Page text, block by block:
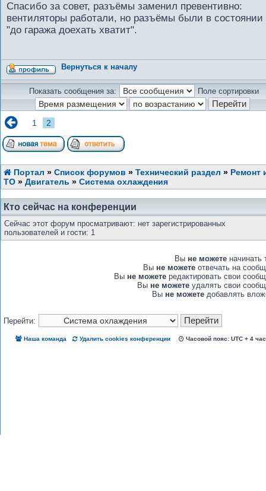
Спасибо за совет, разъёмы заменил превентивно:
вентиляторы работали, но разъёмы были в состоянии
"до гаража доехать хватит".
Вернуться к началу
Показать сообщения за: Поле сортировки
1 2
Портал » Список форумов » Технический раздел » Ремонт
ТО » Двигатель » Система охлаждения
Кто сейчас на конференции
Сейчас этот форум просматривают: нет зарегистрированных
пользователей и гости: 1
Вы не можете начинать
Вы не можете отвечать на
Вы не можете редактировать свои
Вы не можете удалять свои
Вы не можете добавлять
Перейти:
Наша команда Удалить cookies конференции Часовой пояс: UTC + 4